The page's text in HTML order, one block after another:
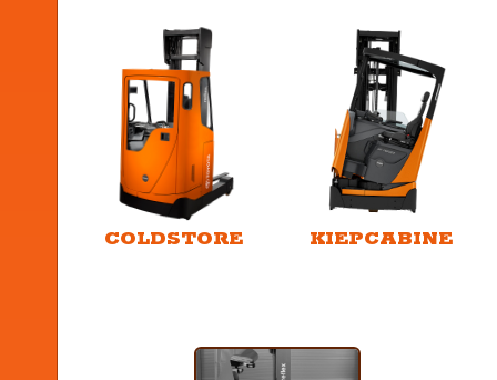
COLDSTORE KIEPCABINE